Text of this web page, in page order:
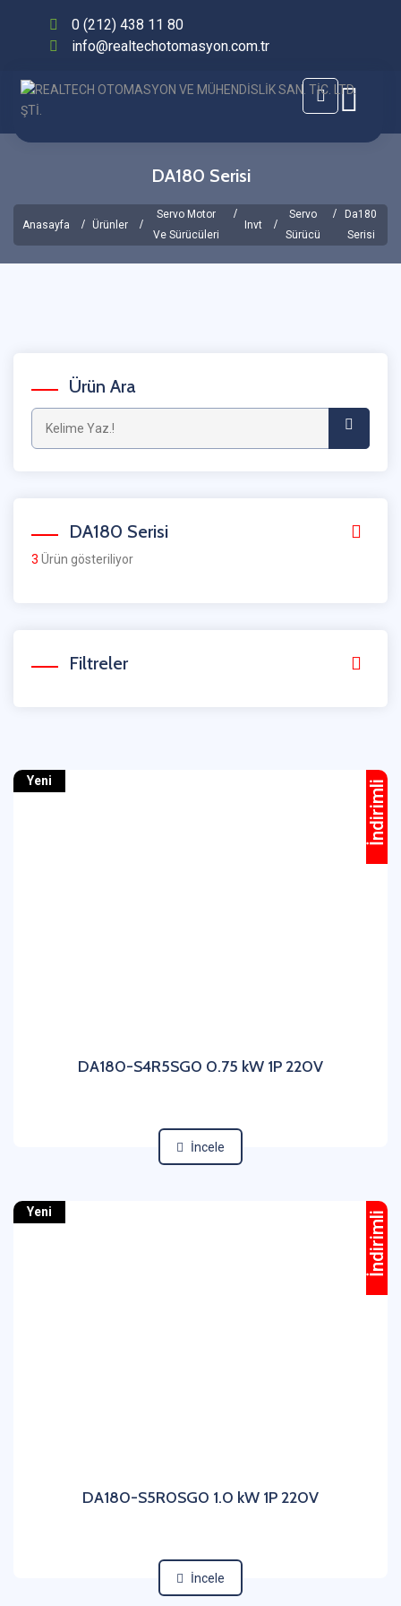
0 (212) 438 11 80
info@realtechotomasyon.com.tr
DA180 Serisi
Anasayfa Ürünler
Servo Motor
Ve Sürücüleri
Invt
Servo
Sürücü
Da180
Serisi
Ürün Ara
DA180 Serisi
3 Ürün gösteriliyor
Filtreler
Yeni İndirimli
DA180-S4R5SG0 0.75 kW 1P 220V
İncele
Yeni İndirimli
DA180-S5R0SG0 1.0 kW 1P 220V
İncele